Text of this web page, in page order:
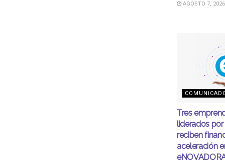
AGOSTO 7, 2026
Tres
liderados por
reciben
aceleración